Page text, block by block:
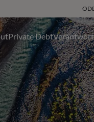
Private Debt